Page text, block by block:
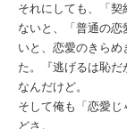
それにしても、「
ないと、「普通の
いと、恋愛のきら
た。『逃げるは恥
なんだけど。
そして俺も「恋愛
どさ。